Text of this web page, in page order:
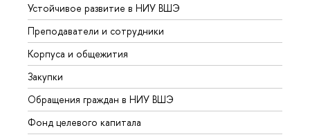
Устойчивое развитие в НИУ ВШЭ
Преподаватели и сотрудники
Корпуса и общежития
Закупки
Обращения граждан в НИУ ВШЭ
Фонд целевого капитала